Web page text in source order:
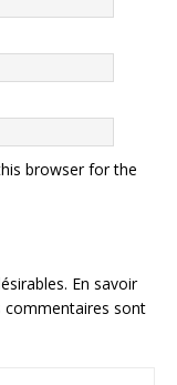
browser for the
En savoir
commentaires sont